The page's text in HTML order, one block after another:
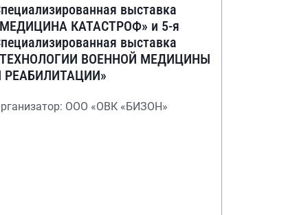
выставка
КАТАСТРОФ» и 5-я
выставка
ВОЕННОЙ МЕДИЦИНЫ
РЕАБИЛИТАЦИИ»
ООО «ОВК «БИЗОН»